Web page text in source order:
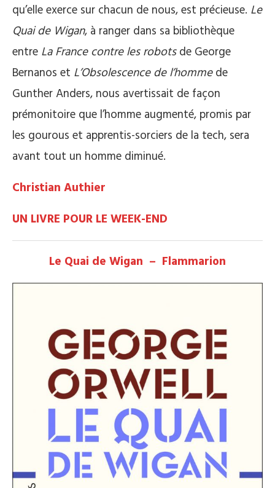
qu’elle exerce sur chacun de nous, est précieuse. Le
Quai de Wigan, à ranger dans sa bibliothèque
entre La France contre les robotsde George
Bernanos et L’Obsolescence de l’hommede
Gunther Anders, nous avertissait de façon
prémonitoire que l’homme augmenté, promis par
les gourous et apprentis-sorciers de la tech, sera
avant tout un homme diminué.
Christian Authier
UN LIVRE POUR LE WEEK-END
Le Quai de Wigan – Flammarion